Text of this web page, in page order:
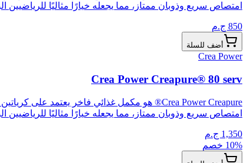
امتصاص سريع وذوبان ممتاز، مما يجعله خيارًا مثاليًا للرياضيين
850 ج.م
أضف للسلة
Crea Power
Crea Power Creapure® 80 serv
امتصاص سريع وذوبان ممتاز، مما يجعله خيارًا مثاليًا للرياضيين
1,350 ج.م
10% خصم